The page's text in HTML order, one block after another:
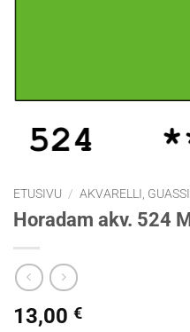
ETUSIVU / AKVARELLI, GUASSI
Horadam akv. 524
13,00 €